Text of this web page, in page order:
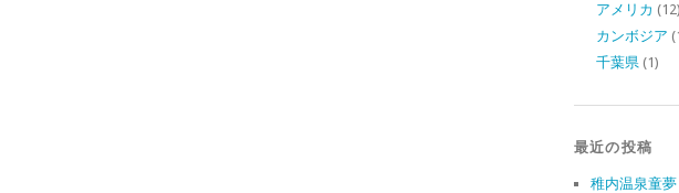
アメリカ (12)
カンボジア
千葉県(1)
最近の投稿
稚内温泉童夢